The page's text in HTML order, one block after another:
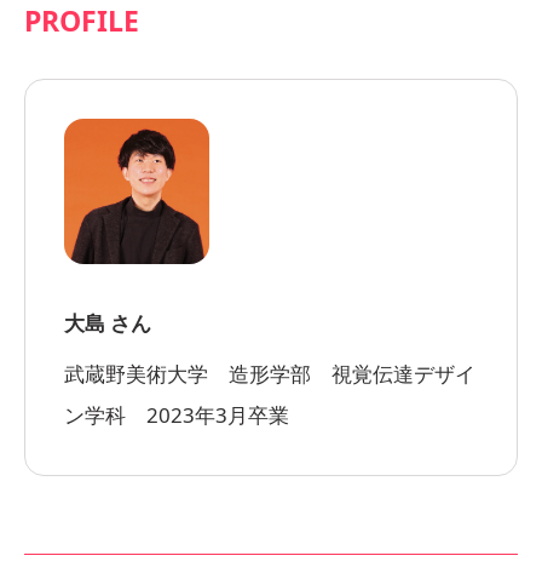
PROFILE
大島 さん
武蔵野美術大学 造形学部 視覚伝達デザイ
ン学科 2023年3月卒業